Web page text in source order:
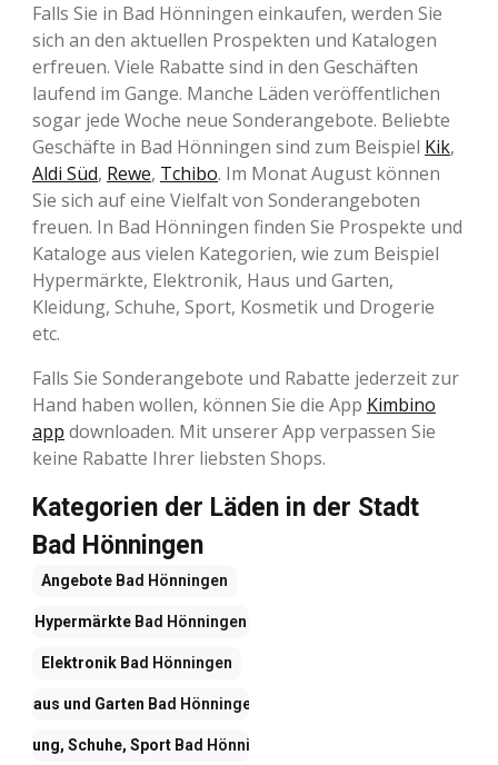
Falls Sie in Bad Hönningen einkaufen, werden Sie
sich an den aktuellen Prospekten und Katalogen
erfreuen. Viele Rabatte sind in den Geschäften
laufend im Gange. Manche Läden veröffentlichen
sogar jede Woche neue Sonderangebote. Beliebte
Geschäfte in Bad Hönningen sind zum Beispiel Kik,
Aldi Süd, Rewe, Tchibo. Im Monat August können
Sie sich auf eine Vielfalt von Sonderangeboten
freuen. In Bad Hönningen finden Sie Prospekte und
Kataloge aus vielen Kategorien, wie zum Beispiel
Hypermärkte, Elektronik, Haus und Garten,
Kleidung, Schuhe, Sport, Kosmetik und Drogerie
etc.
Falls Sie Sonderangebote und Rabatte jederzeit zur
Hand haben wollen, können Sie die App Kimbino
app downloaden. Mit unserer App verpassen Sie
keine Rabatte Ihrer liebsten Shops.
Kategorien der Läden in der Stadt
Bad Hönningen
Angebote Bad Hönningen
Hypermärkte Bad Hönningen
Elektronik Bad Hönningen
Haus und Garten Bad Hönningen
Schuhe, Sport Bad Hönningen